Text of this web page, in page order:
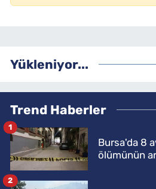
Yükleniyor...
Trend Haberler
Bursa'da 8
ölümünün
1
2